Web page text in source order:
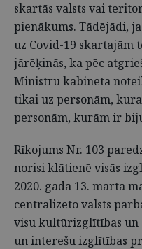
skartās valsts vai
pienākums. Tādējādi,
uz Covid-19
jārēķinās, ka pēc
Ministru kabineta
tikai uz personām,
personām, kurām ir
Rīkojums Nr. 103
norisi klātienē visās
2020. gada 13. marta
centralizēto valsts
visu kultūrizglītības un
un interešu izglītības